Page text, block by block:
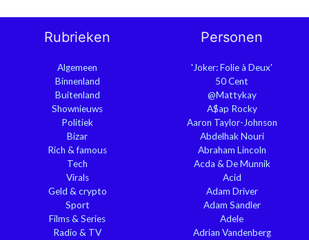
Rubrieken
Algemeen
Binnenland
Buitenland
Shownieuws
Politiek
Bizar
Rich & famous
Tech
Virals
Geld & crypto
Sport
Films & Series
Radio & TV
Personen
'Joker: Folie à Deux'
50 Cent
@Mattykay
A$ap Rocky
Aaron Taylor-Johnson
Abdelhak Nouri
Abraham Lincoln
Acda & De Munnik
Acid
Adam Driver
Adam Sandler
Adele
Adrian Vandenberg